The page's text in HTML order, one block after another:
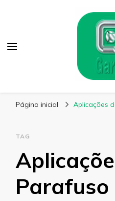
Página inicial Aplicações
TAG
Parafuso